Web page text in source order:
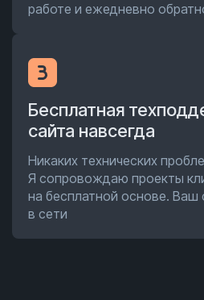
работе и ежедневно
Бесплатная
сайта навсегда
Никаких технических
Я сопровождаю проекты
на бесплатной основе. Ваш
в сети